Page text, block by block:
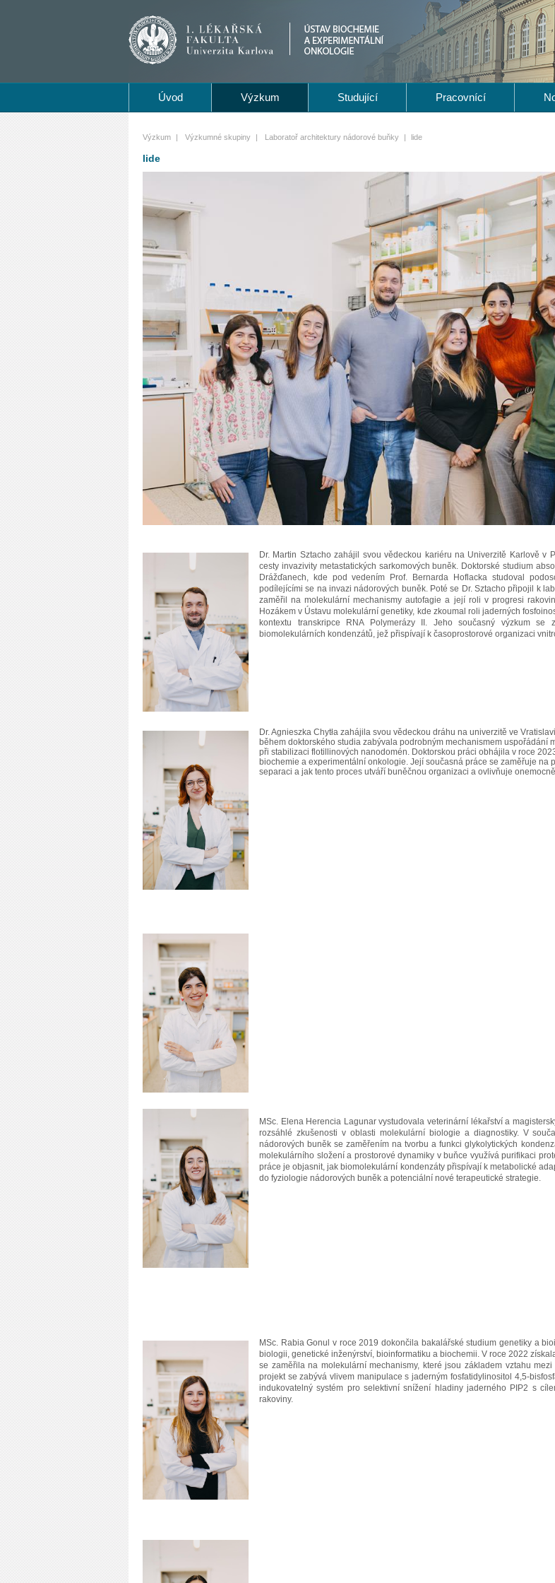
Úvod Výzkum Studující Pracovnící
Výzkum | Výzkumné skupiny | Laboratoř architektury nádorové buňky | lide
lide
Dr. Martin Sztacho zahájil svou vědeckou kariéru na Univerzitě Karlově
cesty invazivity metastatických sarkomových buněk. Doktorské studium
Drážďanech, kde pod vedením Prof. Bernarda Hoflacka studoval
podílejícími se na invazi nádorových buněk. Poté se Dr. Sztacho připojil k
zaměřil na molekulární mechanismy autofagie a její roli v progresi
Hozákem v Ústavu molekulární genetiky, kde zkoumal roli jaderných
kontextu transkripce RNA Polymerázy II. Jeho současný výzkum
biomolekulárních kondenzátů, jež přispívají k časoprostorové organizaci
Dr. Agnieszka Chytła zahájila svou vědeckou dráhu na univerzitě ve
během doktorského studia zabývala podrobným mechanismem uspořádání
při stabilizaci flotillinových nanodomén. Doktorskou práci obhájila v roce
biochemie a experimentální onkologie. Její současná práce se zaměřuje na
separaci a jak tento proces utváří buněčnou organizaci a ovlivňuje
MSc. Elena Herencia Lagunar vystudovala veterinární lékařství a
rozsáhlé zkušenosti v oblasti molekulární biologie a diagnostiky. V
nádorových buněk se zaměřením na tvorbu a funkci glykolytických
molekulárního složení a prostorové dynamiky v buňce využívá purifikaci
práce je objasnit, jak biomolekulární kondenzáty přispívají k metabolické
do fyziologie nádorových buněk a potenciální nové terapeutické strategie.
MSc. Rabia Gonul v roce 2019 dokončila bakalářské studium genetiky a
biologii, genetické inženýrství, bioinformatiku a biochemii. V roce 2022
se zaměřila na molekulární mechanismy, které jsou základem vztahu
projekt se zabývá vlivem manipulace s jaderným fosfatidylinositol 4,5-
indukovatelný systém pro selektivní snížení hladiny jaderného PIP2 s
rakoviny.